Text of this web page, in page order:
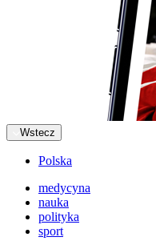
Wstecz
Polska
medycyna
nauka
polityka
sport